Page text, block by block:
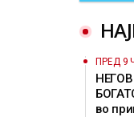
ПРЕД 9
во